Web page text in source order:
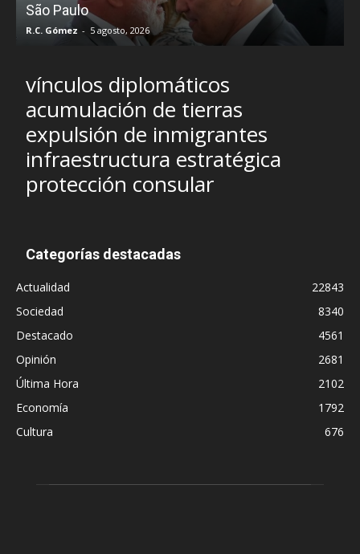
São Paulo
R.C. Gómez - 5 agosto, 2026
vínculos diplomáticos
acumulación de tierras
expulsión de inmigrantes
infraestructura estratégica
protección consular
Categorías destacadas
Actualidad
22843
Sociedad
8340
Destacado
4561
Opinión
2681
Última Hora
2102
Economía
1792
Cultura
676